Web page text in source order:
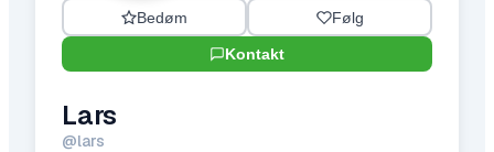
Bedøm Følg
Kontakt
Lars
@lars